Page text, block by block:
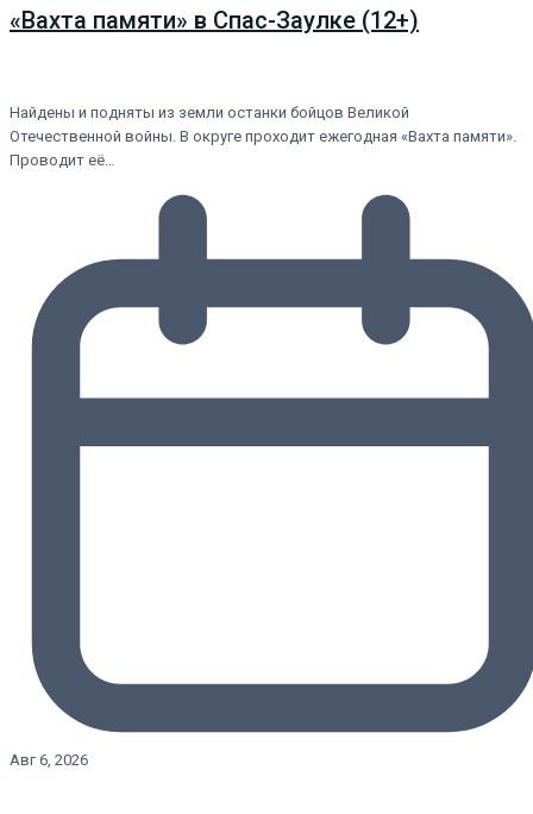
«Вахта памяти» в Спас-Заулке (12+)
Найдены и подняты из земли останки бойцов Великой
Отечественной войны. В округе проходит ежегодная «Вахта памяти».
Проводит её…
Авг 6, 2026